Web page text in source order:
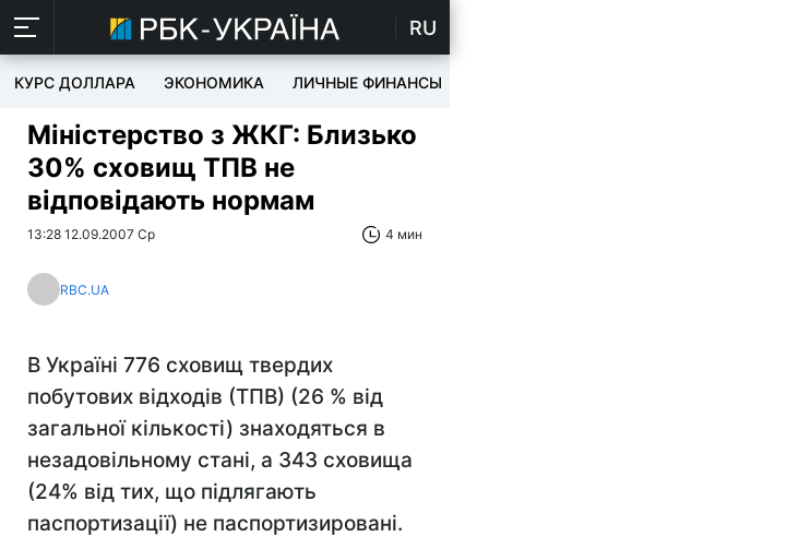
RU
КУРС ДОЛЛАРА ЭКОНОМИКА ЛИЧНЫЕ ФИНАНСЫ
Міністерство з ЖКГ: Близько
30% сховищ ТПВ не
відповідають нормам
13:28 12.09.2007 Ср 4 мин
RBC.UA
В Україні 776 сховищ твердих
побутових відходів (ТПВ) (26 % від
загальної кількості) знаходяться в
незадовільному стані, а 343 сховища
(24% від тих, що підлягають
паспортизації) не паспортизировані.